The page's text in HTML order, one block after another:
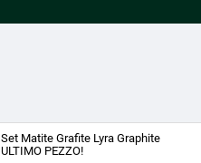
Set Matite Grafite Lyra Graphite
ULTIMO PEZZO!